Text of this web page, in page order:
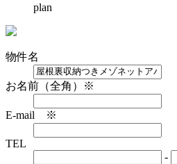
plan
物件名
お名前（全角）※
E-mail ※
TEL
-